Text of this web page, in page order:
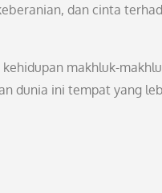
dan cinta
makhluk-
dunia ini tempat yang